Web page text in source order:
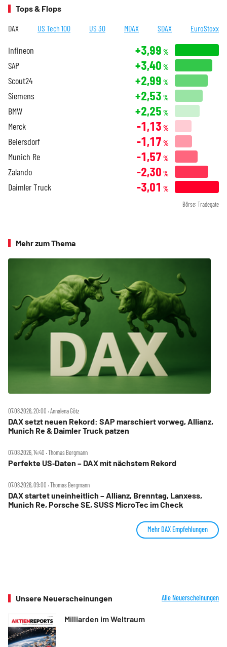
Tops & Flops
DAX US Tech 100 US 30 MDAX SDAX EuroStoxx
Infineon +3,99 %
SAP +3,40 %
Scout24 +2,99 %
Siemens +2,53 %
BMW +2,25 %
Merck -1,13 %
Beiersdorf -1,17 %
Munich Re -1,57 %
Zalando -2,30 %
Daimler Truck -3,01 %
Börse: Tradegate
Mehr zum Thema
07.08.2026, 20:00 ‧ Annalena Götz
DAX setzt neuen Rekord: SAP marschiert vorweg, Allianz,
Munich Re & Daimler Truck patzen
07.08.2026, 14:40 ‧ Thomas Bergmann
Perfekte US‑Daten – DAX mit nächstem Rekord
07.08.2026, 09:00 ‧ Thomas Bergmann
DAX startet uneinheitlich – Allianz, Brenntag, Lanxess,
Munich Re, Porsche SE, SUSS MicroTec im Check
Mehr DAX Empfehlungen
Unsere Neuerscheinungen Alle Neuerscheinungen
Milliarden im Weltraum